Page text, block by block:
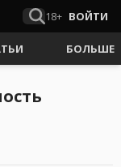
18+ ВОЙТИ
БОЛЬШЕ